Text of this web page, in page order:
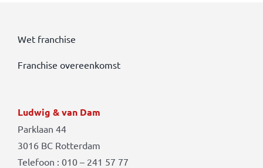
Wet franchise
Franchise overeenkomst
Ludwig & van Dam
Parklaan 44
3016 BC Rotterdam
Telefoon : 010 – 241 57 77